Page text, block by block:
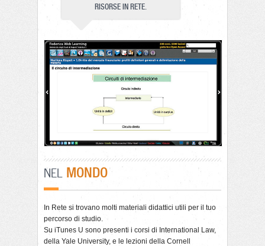
RISORSE IN RETE.
NEL MONDO
In Rete si trovano molti materiali didattici utili per il tuo
percorso di studio.
Su iTunes U sono presenti i corsi di International Law,
della Yale University, e le lezioni della Cornell